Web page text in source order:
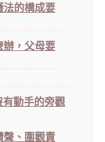
法的構成要
辦，父母要
動手的旁觀
聲、圍觀責